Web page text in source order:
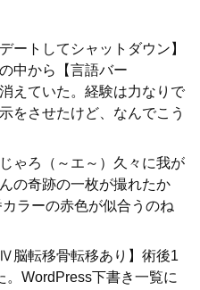
ートしてシャットダウン】
中から【言語バー
えていた。経験は力なりで
をさせたけど、なんでこう
ゃろ（～エ～）久々に我が
の奇跡の一枚が撮れたか
ラーの赤色が似合うのね
Ⅳ脳転移骨転移あり】術後1
。WordPress下書き一覧に